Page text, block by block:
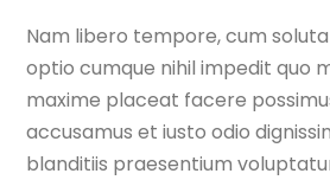
Nam libero tempore, cum
optio cumque nihil impedit quo
maxime placeat facere
accusamus et iusto odio
blanditiis praesentium